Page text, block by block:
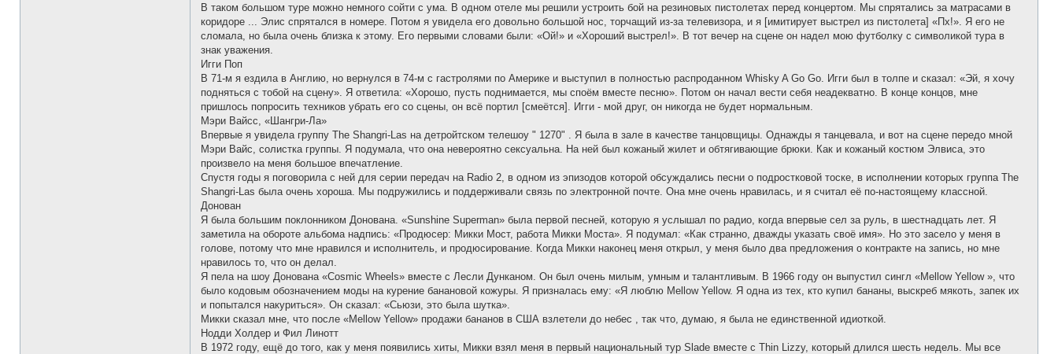
В таком большом туре можно немного сойти с ума. В одном отеле мы решили устроить бой на резиновых пистолетах перед концертом. Мы спрятались за матрасами в
коридоре ... Элис спрятался в номере. Потом я увидела его довольно большой нос, торчащий из-за телевизора, и я [имитирует выстрел из пистолета] «Пх!». Я его не
сломала, но была очень близка к этому. Его первыми словами были: «Ой!» и «Хороший выстрел!». В тот вечер на сцене он надел мою футболку с символикой тура в
знак уважения.
Игги Поп
В 71-м я ездила в Англию, но вернулся в 74-м с гастролями по Америке и выступил в полностью распроданном Whisky A Go Go. Игги был в толпе и сказал: «Эй, я хочу
подняться с тобой на сцену». Я ответила: «Хорошо, пусть поднимается, мы споём вместе песню». Потом он начал вести себя неадекватно. В конце концов, мне
пришлось попросить техников убрать его со сцены, он всё портил [смеётся]. Игги - мой друг, он никогда не будет нормальным.
Мэри Вайсс, «Шангри-Ла»
Впервые я увидела группу The Shangri-Las на детройтском телешоу " 1270" . Я была в зале в качестве танцовщицы. Однажды я танцевала, и вот на сцене передо мной
Мэри Вайс, солистка группы. Я подумала, что она невероятно сексуальна. На ней был кожаный жилет и обтягивающие брюки. Как и кожаный костюм Элвиса, это
произвело на меня большое впечатление.
Спустя годы я поговорила с ней для серии передач на Radio 2, в одном из эпизодов которой обсуждались песни о подростковой тоске, в исполнении которых группа The
Shangri-Las была очень хороша. Мы подружились и поддерживали связь по электронной почте. Она мне очень нравилась, и я считал её по-настоящему классной.
Донован
Я была большим поклонником Донована. «Sunshine Superman» была первой песней, которую я услышал по радио, когда впервые сел за руль, в шестнадцать лет. Я
заметила на обороте альбома надпись: «Продюсер: Микки Мост, работа Микки Моста». Я подумал: «Как странно, дважды указать своё имя». Но это засело у меня в
голове, потому что мне нравился и исполнитель, и продюсирование. Когда Микки наконец меня открыл, у меня было два предложения о контракте на запись, но мне
нравилось то, что он делал.
Я пела на шоу Донована «Cosmic Wheels» вместе с Лесли Дунканом. Он был очень милым, умным и талантливым. В 1966 году он выпустил сингл «Mellow Yellow », что
было кодовым обозначением моды на курение банановой кожуры. Я призналась ему: «Я люблю Mellow Yellow. Я одна из тех, кто купил бананы, выскреб мякоть, запек их
и попытался накуриться». Он сказал: «Сьюзи, это была шутка».
Микки сказал мне, что после «Mellow Yellow» продажи бананов в США взлетели до небес , так что, думаю, я была не единственной идиоткой.
Нодди Холдер и Фил Линотт
В 1972 году, ещё до того, как у меня появились хиты, Микки взял меня в первый национальный тур Slade вместе с Thin Lizzy, который длился шесть недель. Мы все